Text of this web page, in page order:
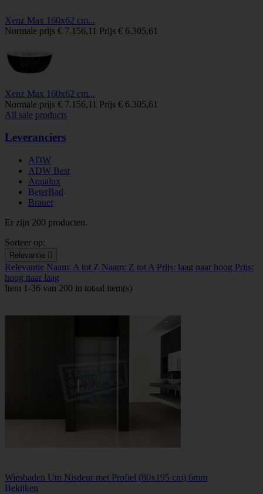
Xenz Max 160x62 cm...
Normale prijs € 7.156,11 Prijs € 6.305,61
Xenz Max 160x62 cm...
Normale prijs € 7.156,11 Prijs € 6.305,61
All sale products
Leveranciers
ADW
ADW Best
Aqualux
BeterBad
Brauer
Er zijn 200 producten.
Sorteer op:
Relevantie 
Relevantie Naam: A tot Z Naam: Z tot A Prijs: laag naar hoog Prijs:
hoog naar laag
Item 1-36 van 200 in totaal item(s)
Wiesbaden Um Nisdeur met Profiel (80x195 cm) 6mm
Bekijken